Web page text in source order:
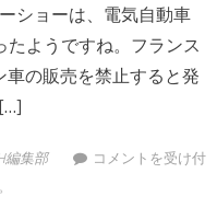
ショーは、電気自動車
たようですね。フランス
の販売を禁止すると発
編集部
EV販売台数No.1の
コメントを受け付